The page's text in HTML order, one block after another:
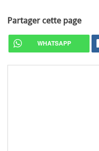
Partager cette page
WHATSAPP